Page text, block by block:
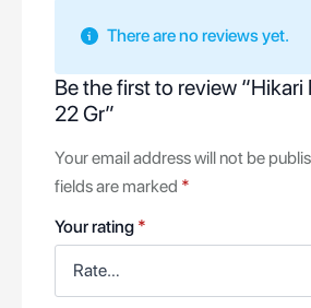
There are no reviews yet.
Be the first to review
22 Gr”
Your email address will not be
fields are marked *
Your rating *